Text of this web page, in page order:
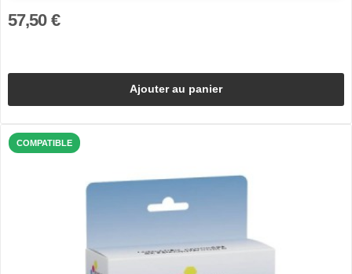
57,50 €
Ajouter au panier
COMPATIBLE